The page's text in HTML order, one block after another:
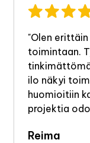
"Olen
toimintaan.
ilo näkyi
huomioitiin
projektia
Reima